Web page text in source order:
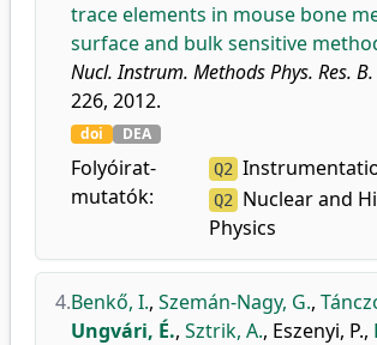
trace elements in mouse bone
surface and bulk sensitive
Nucl. Instrum. Methods Phys. Res. B.
226, 2012.
doi DEA
Folyóirat-
mutatók:
Q2
Q2
Nuclear and
Physics
4.Benkő, I., Szemán-Nagy, G.,
Ungvári, É., Sztrik, A., Eszenyi, P.,